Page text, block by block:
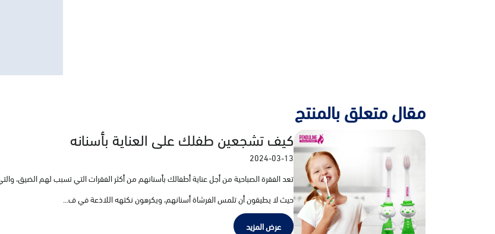
مقال متعلق بالمنتج
كيف تشجعين طفلك على العناية بأسنانه
2024-03-13
تعد الفقرة الصباحية من أجل عناية أطفالك بأسنانهم من أكثر الفقرات التي تسبب لهم الضيق،
حيث لا يطيقون أن تلمس الفرشاة أسنانهم، ويكرهون نكتهه اللاذعة في ف...
عرض المزيد